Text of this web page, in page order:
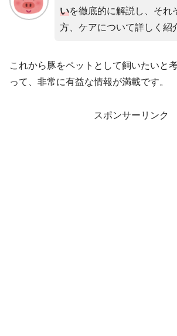
いを徹底的に解説し、それ
方、ケアについて詳しく紹
これから豚をペットとして飼いたいと
って、非常に有益な情報が満載です。
スポンサーリンク